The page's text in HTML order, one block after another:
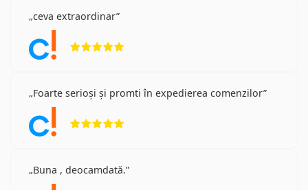
ceva extraordinar
Foarte serioși și promti în expedierea comenzilor
Buna , deocamdată.